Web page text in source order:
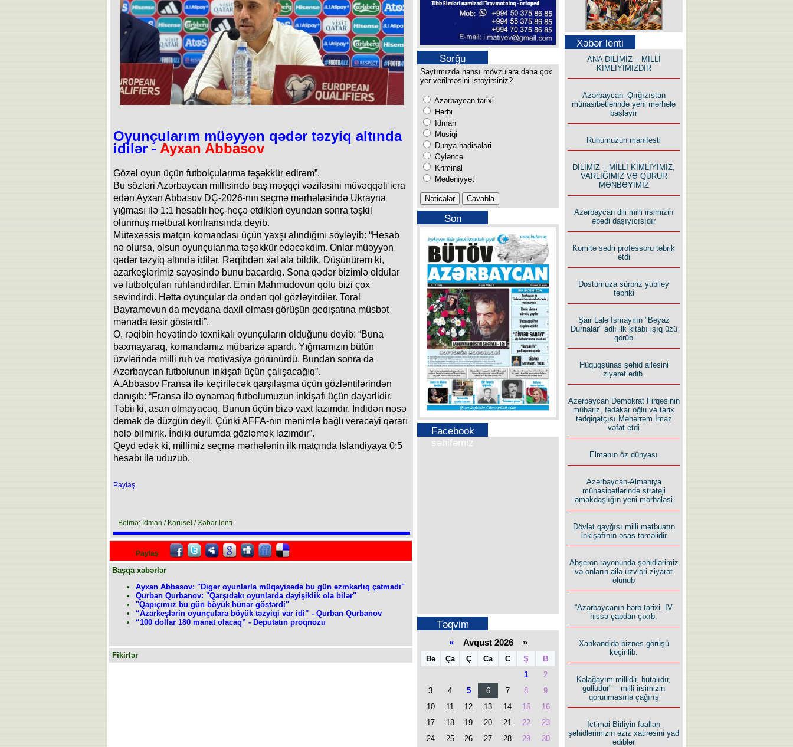
Oyunçularım müəyyən qədər təzyiq altında
idilər - Ayxan Abbasov
Gözəl oyun üçün futbolçularıma təşəkkür edirəm”.
Bu sözləri Azərbaycan millisində baş məşqçi vəzifəsini müvəqqəti icra
edən Ayxan Abbasov DÇ-2026-nın seçmə mərhələsində Ukrayna
yığması ilə 1:1 hesablı heç-heçə etdikləri oyundan sonra təşkil
olunmuş mətbuat konfransında deyib.
Mütəxəssis matçın komandası üçün yaxşı alındığını söyləyib: “Hesab
nə olursa, olsun oyunçularıma təşəkkür edəcəkdim. Onlar müəyyən
qədər təzyiq altında idilər. Rəqibdən xal ala bildik. Düşünürəm ki,
azarkeşlərimiz sayəsində bunu bacardıq. Sona qədər bizimlə oldular
və futbolçuları ruhlandırdılar. Emin Mahmudovun qolu bizi çox
sevindirdi. Hətta oyunçular da ondan qol gözləyirdilər. Toral
Bayramovun da meydana daxil olması görüşün gedişatına müsbət
mənada təsir göstərdi”.
O, rəqibin heyətində texnikalı oyunçuların olduğunu deyib: “Buna
baxmayaraq, komandamız mübarizə apardı. Yığmamızın bütün
üzvlərində milli ruh və motivasiya görünürdü. Bundan sonra da
Azərbaycan futbolunun inkişafı üçün çalışacağıq”.
A.Abbasov Fransa ilə keçiriləcək qarşılaşma üçün gözləntilərindən
danışıb: “Fransa ilə oynamaq futbolumuzun inkişafı üçün dəyərlidir.
Təbii ki, asan olmayacaq. Bunun üçün bizə vaxt lazımdır. İndidən nəsə
demək də düzgün deyil. Çünki AFFA-nın mənimlə bağlı verəcəyi qərarı
hələ bilmirik. İndiki durumda gözləmək lazımdır”.
Qeyd edək ki, millimiz seçmə mərhələnin ilk matçında İslandiyaya 0:5
hesabı ilə uduzub.
Paylaş
Bölmə: İdman / Karusel / Xəbər lenti
Paylaş
Başqa xəbərlər
Ayxan Abbasov: "Digər oyunlarla müqayisədə bu gün əzmkarlıq çatmadı"
Qurban Qurbanov: "Qarşıdakı oyunlarda dəyişiklik ola bilər"
"Qapıçımız bu gün böyük hünər göstərdi"
“Azarkeşlərin oyunçulara böyük təzyiqi var idi” - Qurban Qurbanov
“100 dollar 180 manat olacaq” - Deputatın proqnozu
Fikirlər
Sorğu
Saytımızda hansı mövzulara daha çox
yer verilməsini istəyirsiniz?
Azərbaycan tarixi
Hərbi
İdman
Musiqi
Dünya hadisələri
Əyləncə
Kriminal
Mədəniyyət
Son
buraxılışımız
Facebook
səhifəmiz
Təqvim
«Avqust 2026 »
Be Ça Ç Ca C Ş
B
1
2
3
4 5 6 7 8
9
10
11 12 13 14 15
16
17
18 19 20 21 22
23
24
25 26 27 28 29
30
Səfər Alışarlı yazır
Uzun yolun Yolçusu
Bu yolda mən varam!
edən beş şərt
Xəbər lenti
ANA DİLİMİZ – MİLLİ
KİMLİYİMİZDİR
Azərbaycan–Qırğızıstan
münasibətlərində yeni mərhələ
başlayır
Ruhumuzun manifesti
DİLİMİZ – MİLLİ KİMLİYİMİZ,
VARLIĞIMIZ VƏ QÜRUR
MƏNBƏYİMİZ
Azərbaycan dili milli irsimizin
əbədi daşıyıcısıdır
Komitə sədri professoru təbrik
etdi
Dostumuza sürpriz yubiley
təbriki
Şair Lalə İsmayılın "Bəyaz
Durnalar" adlı ilk kitabı işıq üzü
görüb
Hüquqşünas şəhid ailəsini
ziyarət edib.
Azərbaycan Demokrat Firqəsinin
mübariz, fədakar oğlu və tarix
tədqiqatçısı Məhərrəm İmaz
vəfat etdi
Elmanın öz dünyası
Azərbaycan-Almaniya
münasibətlərində strateji
əməkdaşlığın yeni mərhələsi
Dövlət qayğısı milli mətbuatın
inkişafının əsas təməlidir
Abşeron rayonunda şəhidlərimiz
və onların ailə üzvləri ziyarət
olunub
“Azərbaycanın hərb tarixi. IV
hissə çapdan çıxıb.
Xankəndidə biznes görüşü
keçirilib.
Kəlağayım millidir, butalıdır,
güllüdür" – milli irsimizin
qorunmasına çağırış
İctimai Birliyin fəalları
şəhidlərimizin əziz xatirəsini yad
ediblər